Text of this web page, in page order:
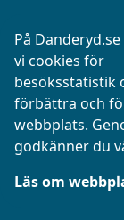
På
vi cookies för
besöksstatistik
förbättra och
webbplats.
godkänner du
Läs om